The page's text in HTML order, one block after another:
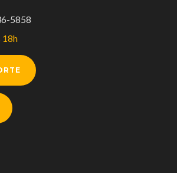
5858
18h